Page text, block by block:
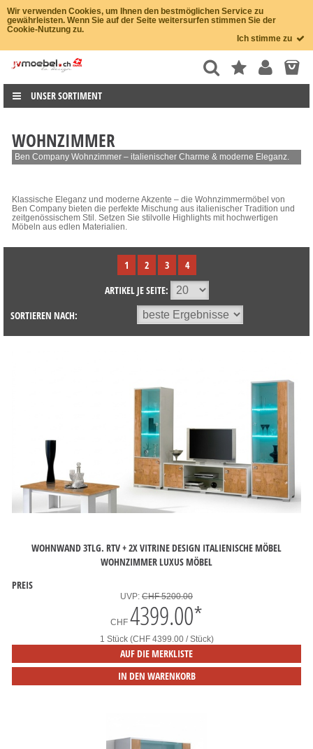
Wir verwenden Cookies, um Ihnen den bestmöglichen Service zu
gewährleisten. Wenn Sie auf der Seite weitersurfen stimmen Sie der
Cookie-Nutzung zu.
Ich stimme zu
UNSER SORTIMENT
WOHNZIMMER
Ben Company Wohnzimmer – italienischer Charme & moderne Eleganz.
Klassische Eleganz und moderne Akzente – die Wohnzimmermöbel von
Ben Company bieten die perfekte Mischung aus italienischer Tradition und
zeitgenössischem Stil. Setzen Sie stilvolle Highlights mit hochwertigen
Möbeln aus edlen Materialien.
1 2 3
4
ARTIKEL JE SEITE:
SORTIEREN NACH:
WOHNWAND 3TLG. RTV + 2X VITRINE DESIGN ITALIENISCHE MÖBEL
WOHNZIMMER LUXUS MÖBEL
PREIS
UVP: CHF 5200.00
CHF 4399.00*
1 Stück (CHF 4399.00 / Stück)
AUF DIE MERKLISTE
IN DEN WARENKORB